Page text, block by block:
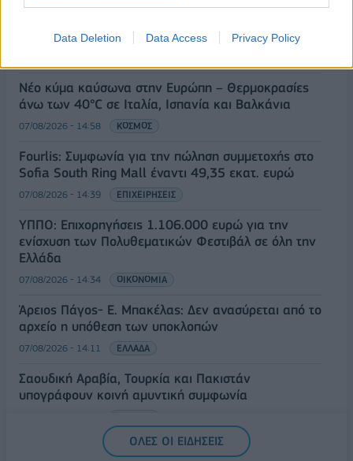
Data Deletion Data Access Privacy Policy
Δείκτης Τιμών, με άνοδο 0,57%
Νέο κύμα καύσωνα στην Ευρώπη – Θερμοκρασίες
άνω των 40°C σε Ιταλία, Ισπανία και Βαλκάνια
07/08/2026 - 14:58 ΚΟΣΜΟΣ
Fourlis: Συμφωνία για την πώληση συμμετοχής στο
Sofia South Ring Mall έναντι 49,35 εκατ. ευρώ
07/08/2026 - 14:39 ΕΠΙΧΕΙΡΗΣΕΙΣ
ΥΠΠΟ: Επιχορηγήσεις 1.106.000 ευρώ για την
ενίσχυση των Πολυθεματικών Φεστιβάλ σε όλη την
Ελλάδα
07/08/2026 - 14:34 ΟΙΚΟΝΟΜΙΑ
Άρειος Πάγος- Ε. Μπακέλας: Δεν ανασύρεται από το
αρχείο η υπόθεση των υποκλοπών
07/08/2026 - 14:11 ΕΛΛΑΔΑ
Σαουδική Αραβία, Τουρκία και Πακιστάν
υπογράφουν κοινή αμυντική συμφωνία
ΟΛΕΣ ΟΙ ΕΙΔΗΣΕΙΣ